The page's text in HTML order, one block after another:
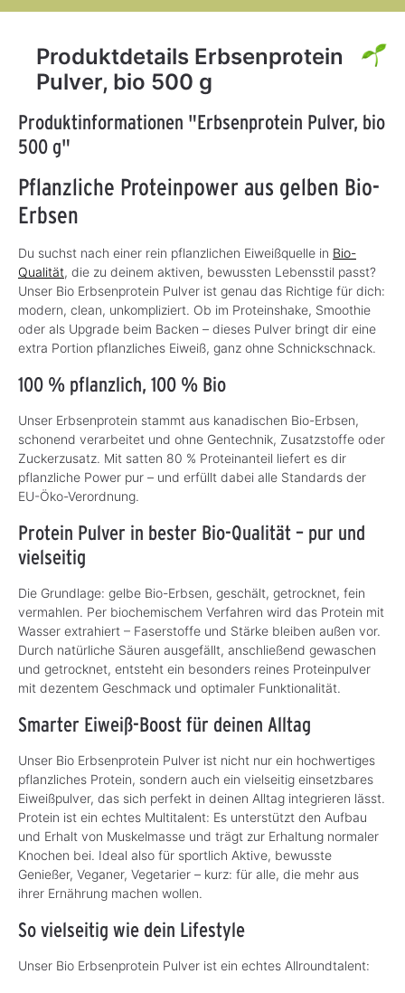
Produktdetails Erbsenprotein
Pulver, bio 500 g
Produktinformationen "Erbsenprotein Pulver, bio
500 g"
Pflanzliche Proteinpower aus gelben Bio-
Erbsen
Du suchst nach einer rein pflanzlichen Eiweißquelle in Bio-
Qualität, die zu deinem aktiven, bewussten Lebensstil passt?
Unser Bio Erbsenprotein Pulver ist genau das Richtige für dich:
modern, clean, unkompliziert. Ob im Proteinshake, Smoothie
oder als Upgrade beim Backen – dieses Pulver bringt dir eine
extra Portion pflanzliches Eiweiß, ganz ohne Schnickschnack.
100 % pflanzlich, 100 % Bio
Unser Erbsenprotein stammt aus kanadischen Bio-Erbsen,
schonend verarbeitet und ohne Gentechnik, Zusatzstoffe oder
Zuckerzusatz. Mit satten 80 % Proteinanteil liefert es dir
pflanzliche Power pur – und erfüllt dabei alle Standards der
EU-Öko-Verordnung.
Protein Pulver in bester Bio-Qualität – pur und
vielseitig
Die Grundlage: gelbe Bio-Erbsen, geschält, getrocknet, fein
vermahlen. Per biochemischem Verfahren wird das Protein mit
Wasser extrahiert – Faserstoffe und Stärke bleiben außen vor.
Durch natürliche Säuren ausgefällt, anschließend gewaschen
und getrocknet, entsteht ein besonders reines Proteinpulver
mit dezentem Geschmack und optimaler Funktionalität.
Smarter Eiweiß-Boost für deinen Alltag
Unser Bio Erbsenprotein Pulver ist nicht nur ein hochwertiges
pflanzliches Protein, sondern auch ein vielseitig einsetzbares
Eiweißpulver, das sich perfekt in deinen Alltag integrieren lässt.
Protein ist ein echtes Multitalent: Es unterstützt den Aufbau
und Erhalt von Muskelmasse und trägt zur Erhaltung normaler
Knochen bei. Ideal also für sportlich Aktive, bewusste
Genießer, Veganer, Vegetarier – kurz: für alle, die mehr aus
ihrer Ernährung machen wollen.
So vielseitig wie dein Lifestyle
Unser Bio Erbsenprotein Pulver ist ein echtes Allroundtalent: